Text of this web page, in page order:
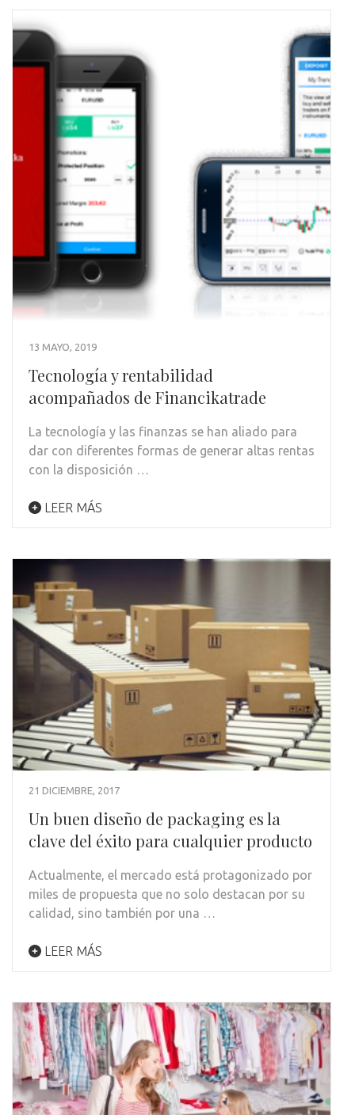
13 MAYO, 2019
Tecnología y rentabilidad
acompañados de Financikatrade
La tecnología y las finanzas se han aliado para
dar con diferentes formas de generar altas rentas
con la disposición …
LEER MÁS
21 DICIEMBRE, 2017
Un buen diseño de packaging es la
clave del éxito para cualquier producto
Actualmente, el mercado está protagonizado por
miles de propuesta que no solo destacan por su
calidad, sino también por una …
LEER MÁS